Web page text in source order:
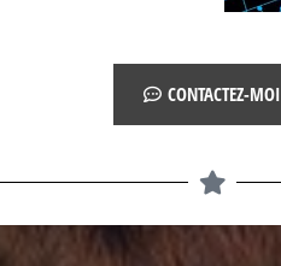
CONTACTEZ-MOI